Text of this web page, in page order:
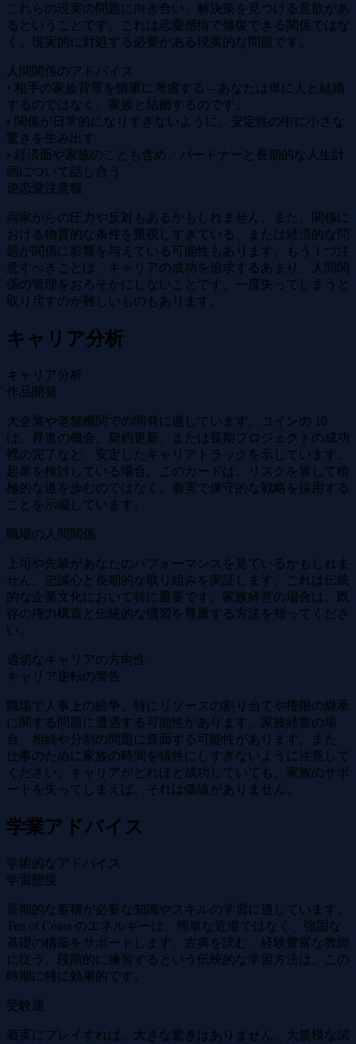
これらの現実の問題に向き合い、解決策を見つける意欲があ
るということです。これは恋愛感情で修復できる関係ではな
く、現実的に対処する必要がある現実的な問題です。
人間関係のアドバイス
• 相手の家族背景を慎重に考慮する – あなたは単に人と結婚
するのではなく、家族と結婚するのです。
• 関係が日常的になりすぎないように、安定性の中に小さな
驚きを生み出す
• 経済面や家族のことも含め、パートナーと長期的な人生計
画について話し合う
逆恋愛注意報
両家からの圧力や反対もあるかもしれません。また、関係に
おける物質的な条件を重視しすぎている、または経済的な問
題が関係に影響を与えている可能性もあります。もう 1 つ注
意すべきことは、キャリアの成功を追求するあまり、人間関
係の管理をおろそかにしないことです。一度失ってしまうと
取り戻すのが難しいものもあります。
キャリア分析
キャリア分析
作品開発
大企業や老舗機関での開発に適しています。コインの 10
は、昇進の機会、契約更新、または長期プロジェクトの成功
裡の完了など、安定したキャリアトラックを示しています。
起業を検討している場合、このカードは、リスクを冒して積
極的な道を歩むのではなく、着実で保守的な戦略を採用する
ことを示唆しています。
職場の人間関係
上司や先輩があなたのパフォーマンスを見ているかもしれま
せん。忠誠心と長期的な取り組みを実証します。これは伝統
的な企業文化において特に重要です。家族経営の場合は、既
存の権力構造と伝統的な慣習を尊重する方法を知ってくださ
い。
適切なキャリアの方向性
キャリア逆転の警告
職場で人事上の紛争、特にリソースの割り当てや権限の継承
に関する問題に遭遇する可能性があります。家族経営の場
合、相続や分割の問題に直面する可能性があります。また、
仕事のために家族の時間を犠牲にしすぎないように注意して
ください。キャリアがどれほど成功していても、家族のサポ
ートを失ってしまえば、それは価値がありません。
学業アドバイス
学術的なアドバイス
学習態度
長期的な蓄積が必要な知識やスキルの学習に適しています。
Ten of Coins のエネルギーは、簡単な近道ではなく、強固な
基礎の構築をサポートします。古典を読む、経験豊富な教師
に従う、段階的に練習するという伝統的な学習方法は、この
時期に特に効果的です。
受験運
着実にプレイすれば、大きな驚きはありません。大規模な試